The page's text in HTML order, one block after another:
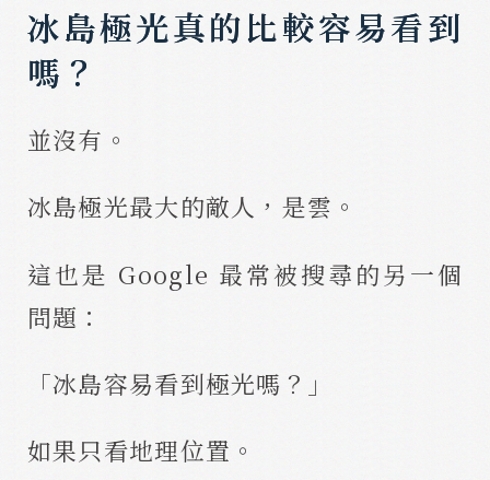
冰島極光真的比較容易看到
嗎？
並沒有。
冰島極光最大的敵人，是雲。
這也是 Google 最常被搜尋的另一個
問題：
「冰島容易看到極光嗎？」
如果只看地理位置。